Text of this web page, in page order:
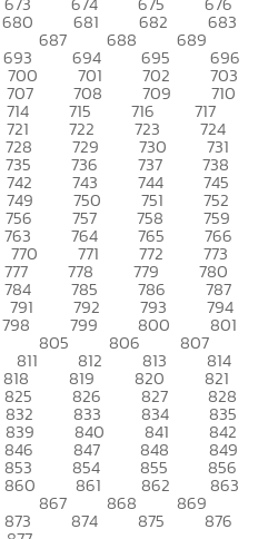
680 681 682 683
687 688 689
693 694 695 696
700 701 702 703
707 708 709 710
714 715 716 717
721 722 723 724
728 729 730 731
735 736 737 738
742 743 744 745
749 750 751 752
756 757 758 759
763 764 765 766
770 771 772 773
777 778 779 780
784 785 786 787
791 792 793 794
798 799 800 801
805 806 807
811 812 813 814
818 819 820 821
825 826 827 828
832 833 834 835
839 840 841 842
846 847 848 849
853 854 855 856
860 861 862 863
867 868 869
873 874 875 876